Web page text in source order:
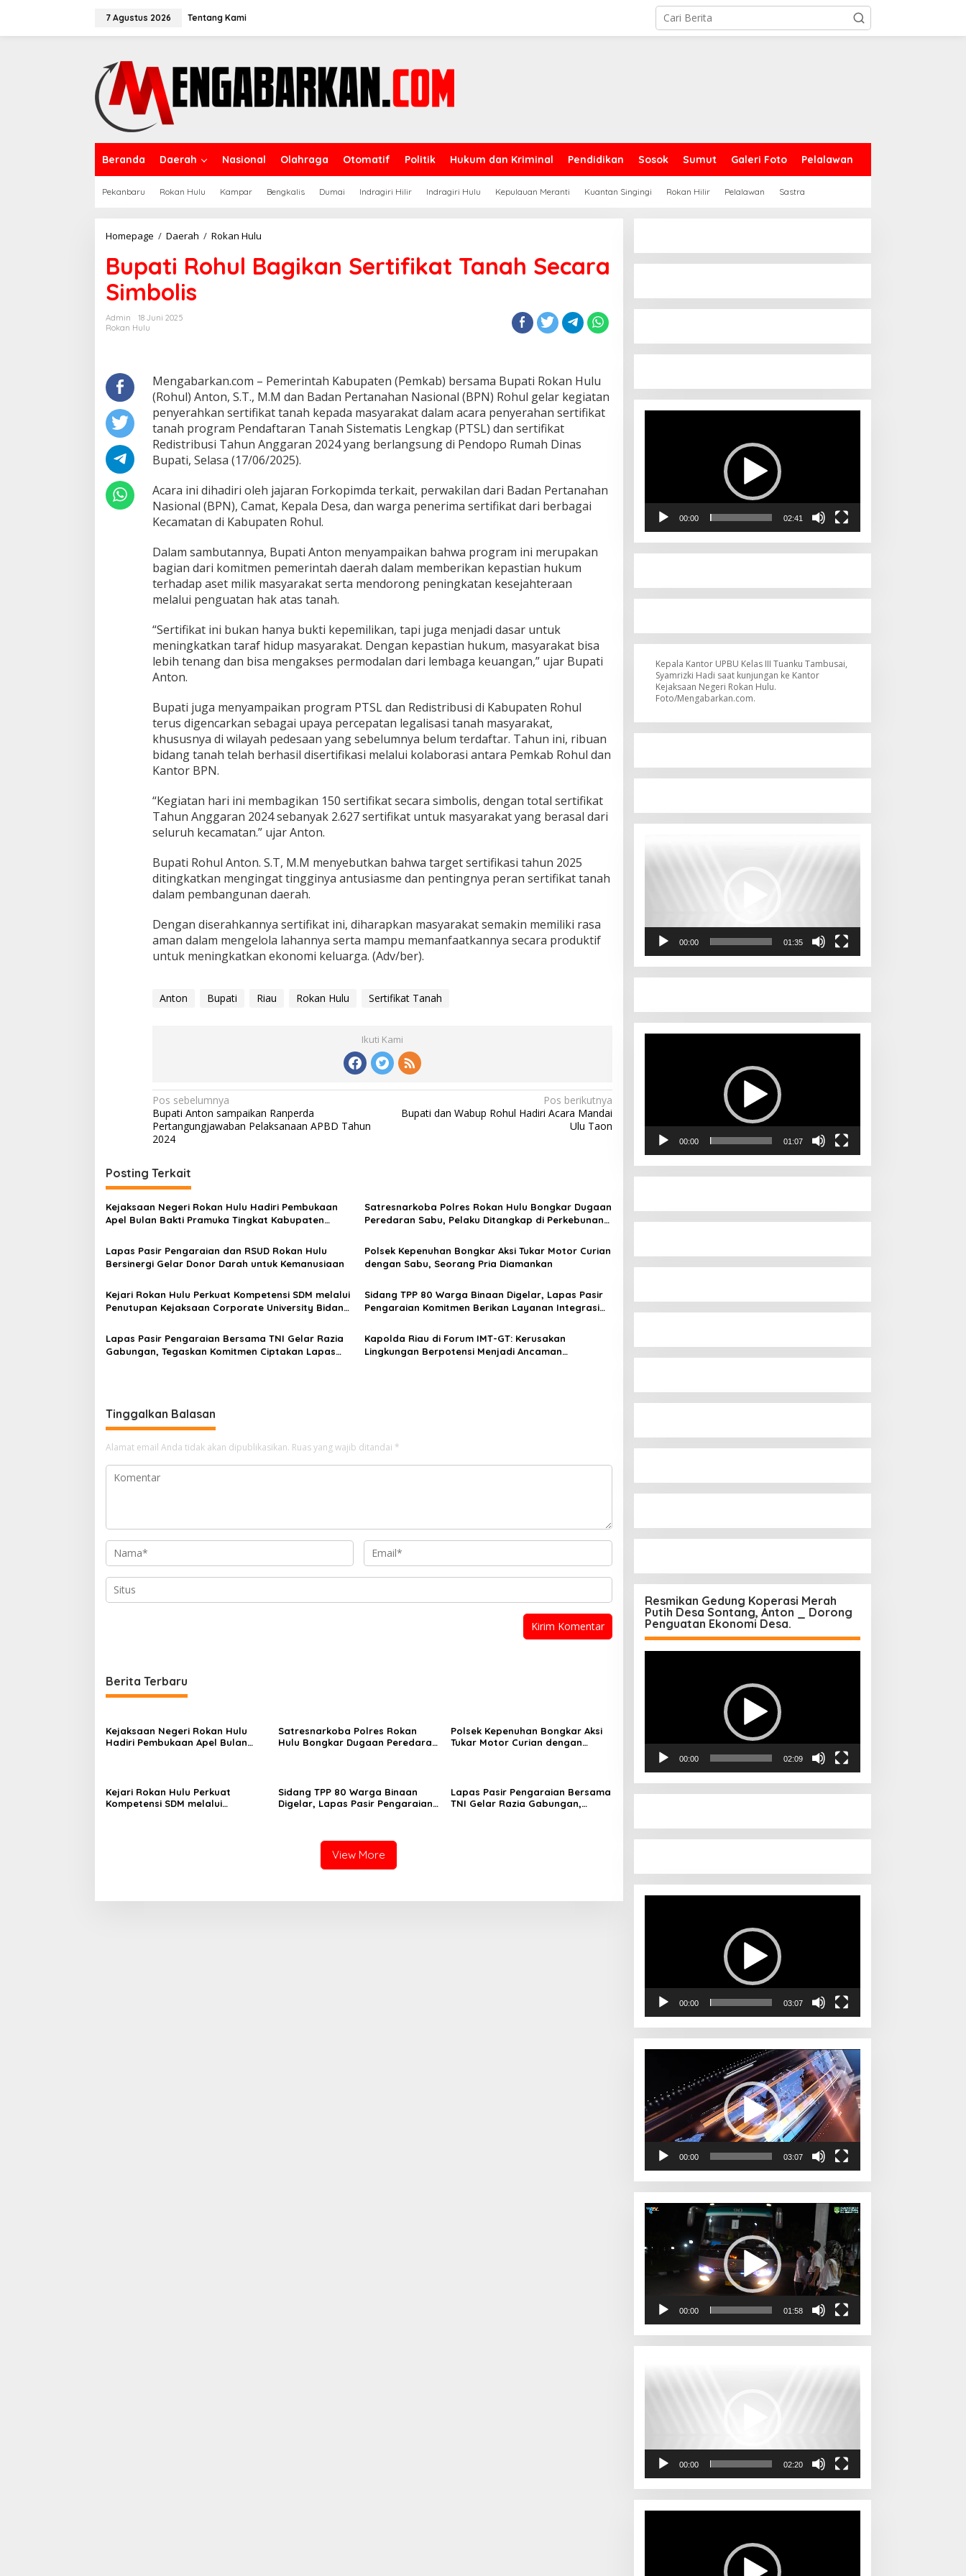
7 Agustus 2026 Tentang Kami
Beranda Daerah Nasional Olahraga Otomatif Politik Hukum dan Kriminal Pendidikan Sosok Sumut Galeri Foto Pelalawan
Pekanbaru Rokan Hulu Kampar Bengkalis Dumai Indragiri Hilir Indragiri Hulu Kepulauan Meranti Kuantan Singingi Rokan Hilir Pelalawan Sastra
Homepage / Daerah / Rokan Hulu
Bagikan
Sertifikat
Bupati Rohul Bagikan Sertifikat Tanah Secara
Simbolis
Admin
18 Juni 2025
Rokan Hulu
Mengabarkan.com – Pemerintah Kabupaten (Pemkab) bersama Bupati Rokan Hulu
(Rohul) Anton, S.T., M.M dan Badan Pertanahan Nasional (BPN) Rohul gelar kegiatan
penyerahkan sertifikat tanah kepada masyarakat dalam acara penyerahan sertifikat
tanah program Pendaftaran Tanah Sistematis Lengkap (PTSL) dan sertifikat
Redistribusi Tahun Anggaran 2024 yang berlangsung di Pendopo Rumah Dinas
Bupati, Selasa (17/06/2025).
Acara ini dihadiri oleh jajaran Forkopimda terkait, perwakilan dari Badan Pertanahan
Nasional (BPN), Camat, Kepala Desa, dan warga penerima sertifikat dari berbagai
Kecamatan di Kabupaten Rohul.
Dalam sambutannya, Bupati Anton menyampaikan bahwa program ini merupakan
bagian dari komitmen pemerintah daerah dalam memberikan kepastian hukum
terhadap aset milik masyarakat serta mendorong peningkatan kesejahteraan
melalui penguatan hak atas tanah.
“Sertifikat ini bukan hanya bukti kepemilikan, tapi juga menjadi dasar untuk
meningkatkan taraf hidup masyarakat. Dengan kepastian hukum, masyarakat bisa
lebih tenang dan bisa mengakses permodalan dari lembaga keuangan,” ujar Bupati
Anton.
Bupati juga menyampaikan program PTSL dan Redistribusi di Kabupaten Rohul
terus digencarkan sebagai upaya percepatan legalisasi tanah masyarakat,
khususnya di wilayah pedesaan yang sebelumnya belum terdaftar. Tahun ini, ribuan
bidang tanah telah berhasil disertifikasi melalui kolaborasi antara Pemkab Rohul dan
Kantor BPN.
“Kegiatan hari ini membagikan 150 sertifikat secara simbolis, dengan total sertifikat
Tahun Anggaran 2024 sebanyak 2.627 sertifikat untuk masyarakat yang berasal dari
seluruh kecamatan.” ujar Anton.
Bupati Rohul Anton. S.T, M.M menyebutkan bahwa target sertifikasi tahun 2025
ditingkatkan mengingat tingginya antusiasme dan pentingnya peran sertifikat tanah
dalam pembangunan daerah.
Dengan diserahkannya sertifikat ini, diharapkan masyarakat semakin memiliki rasa
aman dalam mengelola lahannya serta mampu memanfaatkannya secara produktif
untuk meningkatkan ekonomi keluarga. (Adv/ber).
Anton Bupati Riau Rokan Hulu Sertifikat Tanah
Ikuti Kami
Navigasi
pos
Pos sebelumnya
Bupati Anton sampaikan Ranperda
Pertangungjawaban Pelaksanaan APBD Tahun
2024
Pos berikutnya
Bupati dan Wabup Rohul Hadiri Acara Mandai
Ulu Taon
Posting Terkait
Kejaksaan Negeri Rokan Hulu Hadiri Pembukaan
Apel Bulan Bakti Pramuka Tingkat Kabupaten
Satresnarkoba Polres Rokan Hulu Bongkar Dugaan
Peredaran Sabu, Pelaku Ditangkap di Perkebunan
Lapas Pasir Pengaraian dan RSUD Rokan Hulu
Bersinergi Gelar Donor Darah untuk Kemanusiaan
Polsek Kepenuhan Bongkar Aksi Tukar Motor Curian
dengan Sabu, Seorang Pria Diamankan
Kejari Rokan Hulu Perkuat Kompetensi SDM melalui
Penutupan Kejaksaan Corporate University Bidang
Sidang TPP 80 Warga Binaan Digelar, Lapas Pasir
Pengaraian Komitmen Berikan Layanan Integrasi
Lapas Pasir Pengaraian Bersama TNI Gelar Razia
Gabungan, Tegaskan Komitmen Ciptakan Lapas
Kapolda Riau di Forum IMT-GT: Kerusakan
Lingkungan Berpotensi Menjadi Ancaman
Tinggalkan Balasan
Alamat email Anda tidak akan dipublikasikan. Ruas yang wajib ditandai *
Berita Terbaru
Kejaksaan Negeri Rokan Hulu
Hadiri Pembukaan Apel Bulan
Satresnarkoba Polres Rokan
Hulu Bongkar Dugaan Peredaran
Polsek Kepenuhan Bongkar Aksi
Tukar Motor Curian dengan
Kejari Rokan Hulu Perkuat
Kompetensi SDM melalui
Sidang TPP 80 Warga Binaan
Digelar, Lapas Pasir Pengaraian
Lapas Pasir Pengaraian Bersama
TNI Gelar Razia Gabungan,
View More
00:00 02:41
Kepala Kantor UPBU Kelas III Tuanku Tambusai,
Syamrizki Hadi saat kunjungan ke Kantor
Kejaksaan Negeri Rokan Hulu.
Foto/Mengabarkan.com.
00:00 01:35
00:00 01:07
Resmikan Gedung Koperasi Merah
Putih Desa Sontang, Anton _ Dorong
Penguatan Ekonomi Desa.
00:00 02:09
00:00 03:07
00:00 03:07
Pemutar
00:00 01:58
00:00 02:20